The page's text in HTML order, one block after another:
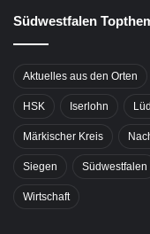
Südwestfalen
Aktuelles aus den Orten
HSK Iserlohn
Märkischer Kreis
Siegen Südwestfalen
Wirtschaft